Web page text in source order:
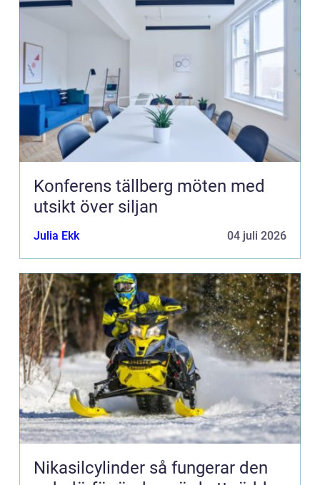
Konferens tällberg möten med
utsikt över siljan
Julia Ekk 04 juli 2026
Nikasilcylinder så fungerar den